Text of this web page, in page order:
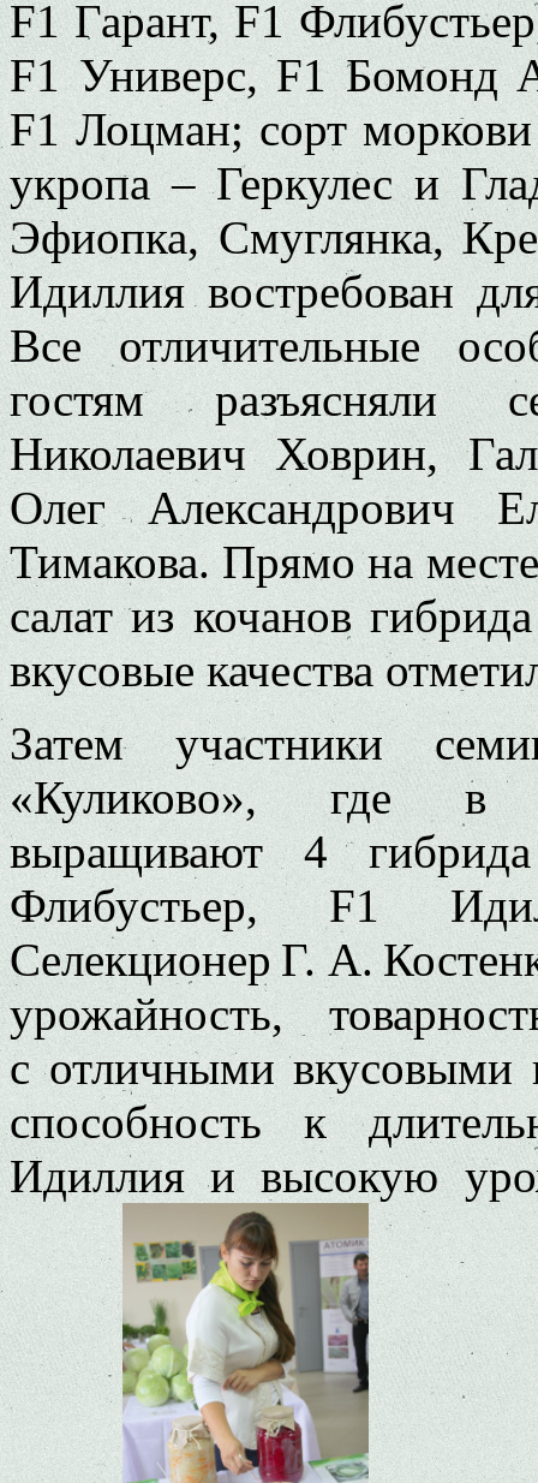
F1 Гарант, F1
F1 Универс, F1 Бомонд
F1 Лоцман; сорт
укропа – Геркулес и
Эфиопка, Смуглянка,
Идиллия востребован
Все отличительные
гостям разъясняли
Николаевич Ховрин,
Олег Александрович
Тимакова. Прямо на
салат из кочанов
вкусовые качества
Затем участники
«Куликово», где в
выращивают 4
Флибустьер, F1
Селекционер Г. А.
урожайность,
с отличными вкусовыми
способность к
Идиллия и высокую